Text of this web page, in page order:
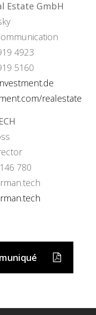
Estate GmbH
4923
5160
realestate
780